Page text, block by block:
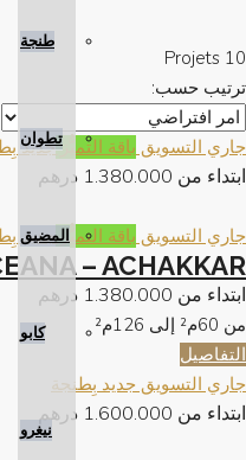
طنجة
تطوان
المضيق
كابو
نيغرو
10 Projets
ترتيب حسب:
جاري التسويق باقة التميُّزجديد
ابتداء من 1.380.000 درهم
جاري التسويق باقة التميُّزجديد
– ACHAKKAR
ابتداء من 1.380.000 درهم
من 60م² إلى 126م²
التفاصيل
جاري التسويق جديد بِطنجة
ابتداء من 1.600.000 درهم